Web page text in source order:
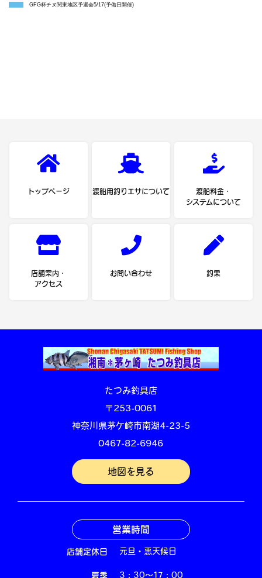
GFG杯チヌ関東地区予選会5/17(予備日開催)
トップページ 渡船用釣りエサについて
渡船料金・
システムについて
店舗案内・
アクセス
お問い合わせ 釣果
たつみ釣具店
〒253-0061
神奈川県茅ケ崎市南湖4-23-5
0467-82-6946
地図を見る
営業時間
店舗定休日 元旦・悪天候日
夏季 3：30～17：00